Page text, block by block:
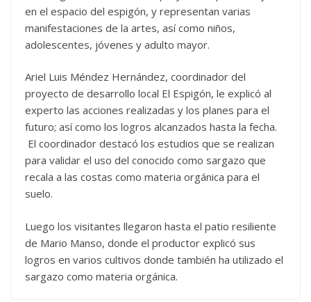
en el espacio del espigón, y representan varias
manifestaciones de la artes, así como niños,
adolescentes, jóvenes y adulto mayor.
Ariel Luis Méndez Hernández, coordinador del
proyecto de desarrollo local El Espigón, le explicó al
experto las acciones realizadas y los planes para el
futuro; así como los logros alcanzados hasta la fecha.
El coordinador destacó los estudios que se realizan
para validar el uso del conocido como sargazo que
recala a las costas como materia orgánica para el
suelo.
Luego los visitantes llegaron hasta el patio resiliente
de Mario Manso, donde el productor explicó sus
logros en varios cultivos donde también ha utilizado el
sargazo como materia orgánica.